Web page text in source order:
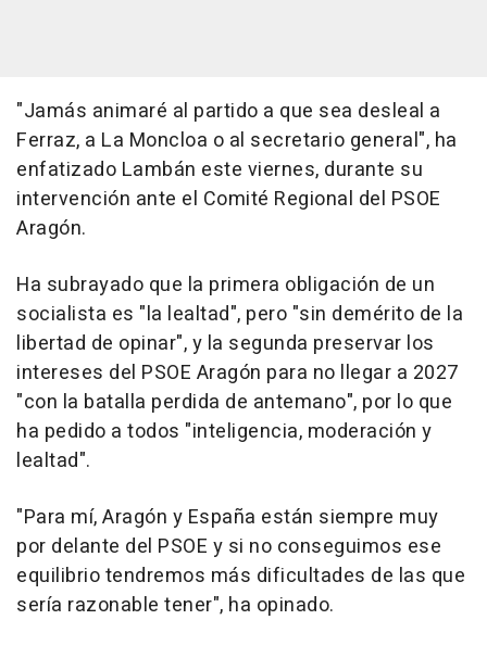
"Jamás animaré al partido a que sea desleal a
Ferraz, a La Moncloa o al secretario general", ha
enfatizado Lambán este viernes, durante su
intervención ante el Comité Regional del PSOE
Aragón.
Ha subrayado que la primera obligación de un
socialista es "la lealtad", pero "sin demérito de la
libertad de opinar", y la segunda preservar los
intereses del PSOE Aragón para no llegar a 2027
"con la batalla perdida de antemano", por lo que
ha pedido a todos "inteligencia, moderación y
lealtad".
"Para mí, Aragón y España están siempre muy
por delante del PSOE y si no conseguimos ese
equilibrio tendremos más dificultades de las que
sería razonable tener", ha opinado.